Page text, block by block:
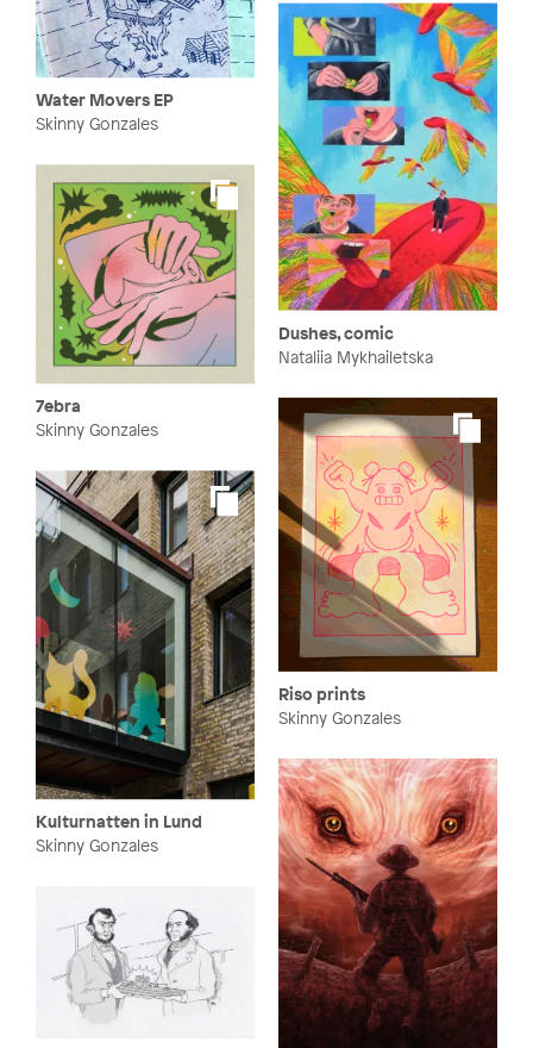
Water Movers EP
Skinny Gonzales
Dushes, comic
Nataliia Mykhailetska
7ebra
Skinny Gonzales
Riso prints
Skinny Gonzales
Kulturnatten in Lund
Skinny Gonzales